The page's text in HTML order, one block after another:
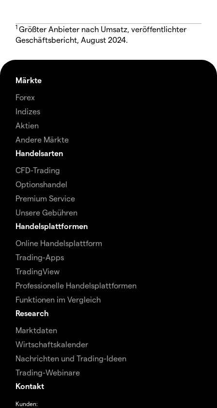
1 Größter Anbieter nach Umsatz, veröffentlichter
Geschäftsbericht, August 2024.
Märkte
Forex
Indizes
Aktien
Andere Märkte
Handelsarten
CFD-Trading
Optionshandel
Premium Service
Unsere Gebühren
Handelsplattformen
Online Handelsplattform
Trading-Apps
TradingView
Professionelle Handelsplattformen
Funktionen im Vergleich
Research
Marktdaten
Wirtschaftskalender
Nachrichten und Trading-Ideen
Trading-Webinare
Kontakt
Kunden: